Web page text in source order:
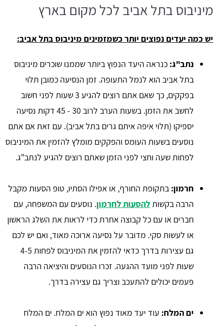
מיניבוס בתל אביב לכל מקום בארץ
יש כמה יעדים נפוצים יותר כשמזמינים מיניבוס בתל אביב:
נתב"ג: כנראה היעד הנפוץ ביותר שממנו שוכרים מיניבוס
בתל אביב הוא לנמל התעופה. זמן הנסיעה כמובן תלוי
בפקקים, כך שאם אתם רוצים להגיע 3 שעות לפני חשוב
לחשב את הזמן. בשעות הערב לרוב 30 - 45 דקות נסיעה
יספיקו (תלוי איפה איתם גרים בתל אביב). עם זאת אם אתם
נוסעים בשעות העומס והפקקים מומלץ להזמין את המיניבוס
לפחות שעה וחצי לפני הזמן שאתם רוצים להגיע לנתב"ג.
חרמון: בתקופת החורף, או אפילו הסתיו, טופ הסעות מקבל
הרבה בקשותלהסעות לחרמון. נוסעים עם המשפחה, עם
חברים או עם כל קבוצה אחרת כדי לראות את השלג הראשון
או לעשות סקי. מדובר על נסיעה ארוכה מאוד, ואם יש לכם
גם עצירות בדרך כדאי להזמין את המיניבוס לפחות 4-5
שעות לפני מועד ההגעה. זכרו הנוסעים והיציאה הרבה
פעמים יכולים להתעכב וצריך גם עצירה בדרך.
ים המלח: עוד יעד מאוד נפוץ הוא ים המלח. ים המלח